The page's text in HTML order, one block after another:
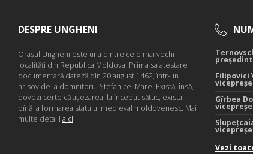
DESPRE UNGHENI
Oraşul Ungheni este una dintre cele mai vechi
localităţi din Republica Moldova. Prima sa atestare
documentară dateză din 20 august 1462, într-un
hrisov de la domnitorul Ştefan cel Mare. Există, însă,
dovezi certe că aşezarea, la început sătuc, exista
pînă la formarea statului medieval moldovenesc. Mai
multe detalii aici.
Filipovici
Gîrbea
Vezi